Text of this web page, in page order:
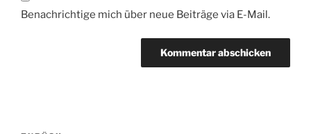
Benachrichtige mich über neue Beiträge via E-Mail.
Beitrags-